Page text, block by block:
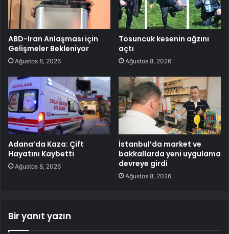
ABD-Iran Anlaşması için
Gelişmeler Bekleniyor
Ağustos 8, 2026
Tosuncuk kesenin ağzını
açtı
Ağustos 8, 2026
Adana’da Kaza: Çift
Hayatını Kaybetti
Ağustos 8, 2026
İstanbul’da market ve
bakkallarda yeni uygulama
devreye girdi
Ağustos 8, 2026
Bir yanıt yazın